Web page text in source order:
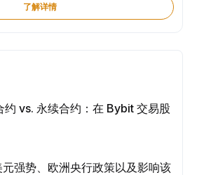
了解详情
vs. 永续合约：在 Bybit 交易股
强势、欧洲央行政策以及影响该